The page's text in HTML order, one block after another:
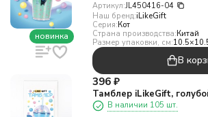
новинка
Артикул:JL450416-04
Наш бренд:iLikeGift
Серия:Кот
Страна производства:Китай
Размер упаковки, см:
В
396 ₽
Тамблер iLikeGift,
В наличии 105 шт.